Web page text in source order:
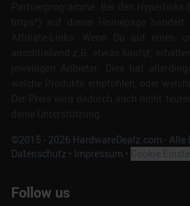
©2015 - 2026 HardwareDealz.com - Alle
Datenschutz • Impressum •
Follow us